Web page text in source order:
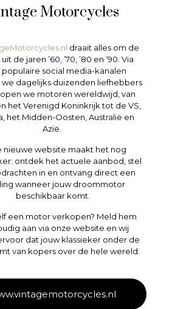
Motorcycles
draait alles om de
de jaren ’60, ’70, ’80 en ’90. Via
populaire social media-kanalen
dagelijks duizenden liefhebbers
we motoren wereldwijd, van
het Verenigd Koninkrijk tot de VS,
het Midden-Oosten, Australië en
Azië.
nieuwe website maakt het nog
ontdek het actuele aanbod, stel
in en ontvang direct een
wanneer jouw droommotor
beschikbaar komt.
een motor verkopen? Meld hem
aan via onze website en wij
dat jouw klassieker onder de
van kopers over de hele wereld.